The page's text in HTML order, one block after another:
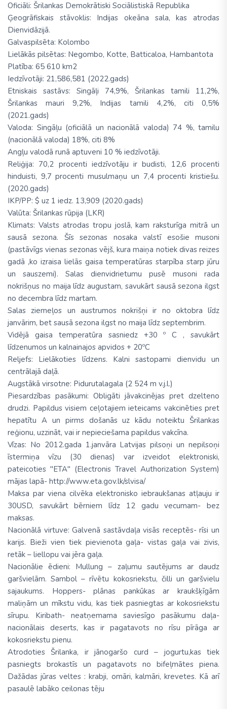
Oficiāli: Šrilankas Demokrātiski Sociālistiskā Republika
Ģeogrāfiskais stāvoklis: Indijas okeāna sala, kas atrodas
Dienvidāzijā.
Galvaspilsēta: Kolombo
Lielākās pilsētas: Negombo, Kotte, Batticaloa, Hambantota
Platība: 65 610 km2
Iedzīvotāji: 21,586,581 (2022.gads)
Etniskais sastāvs: Singāļi 74,9%, Šrilankas tamili 11,2%,
Šrilankas mauri 9,2%, Indijas tamili 4,2%, citi 0,5%
(2021.gads)
Valoda: Singāļu (oficiālā un nacionālā valoda) 74 %, tamilu
(nacionālā valoda) 18%, citi 8%
Angļu valodā runā aptuveni 10 % iedzīvotāji.
Reliģija: 70,2 procenti iedzīvotāju ir budisti, 12,6 procenti
hinduisti, 9,7 procenti musulmaņu un 7,4 procenti kristiešu.
(2020.gads)
IKP/PP: $ uz 1 iedz. 13,909 (2020.gads)
Valūta: Šrilankas rūpija (LKR)
Klimats: Valsts atrodas tropu joslā, kam raksturīga mitrā un
sausā sezona. Šīs sezonas nosaka valstī esošie musoni
(pastāvīgs vienas sezonas vējš, kura maiņa notiek divas reizes
gadā ,ko izraisa lielās gaisa temperatūras starpība starp jūru
un sauszemi). Salas dienvidrietumu pusē musoni rada
nokrišņus no maija līdz augustam, savukārt sausā sezona ilgst
no decembra līdz martam.
Salas ziemeļos un austrumos nokrišņi ir no oktobra līdz
janvārim, bet sausā sezona ilgst no maija līdz septembrim.
Vidējā gaisa temperatūra sasniedz +30 º C , savukārt
līdzenumos un kalnainajos apvidos + 20ºC
Reljefs: Lielākoties līdzens. Kalni sastopami dienvidu un
centrālajā daļā.
Augstākā virsotne: Pidurutalagala (2 524 m v.j.l.)
Piesardzības pasākumi: Obligāti jāvakcinējas pret dzelteno
drudzi. Papildus visiem ceļotajiem ieteicams vakcinēties pret
hepatītu A un pirms došanās uz kādu noteiktu Šrilankas
reģionu, uzzināt, vai ir nepieciešama papildus vakcīna.
Vīzas: No 2012.gada 1.janvāra Latvijas pilsoņi un nepilsoņi
īstermiņa vīzu (30 dienas) var izveidot elektroniski,
pateicoties ''ETA'' (Electronis Travel Authorization System)
mājas lapā- http://www.eta.gov.lk/slvisa/
Maksa par viena cilvēka elektronisko iebraukšanas atļauju ir
30USD, savukārt bērniem līdz 12 gadu vecumam- bez
maksas.
Nacionālā virtuve: Galvenā sastāvdaļa visās receptēs- rīsi un
karijs. Bieži vien tiek pievienota gaļa- vistas gaļa vai zivis,
retāk – liellopu vai jēra gaļa.
Nacionālie ēdieni: Mullung – zaļumu sautējums ar daudz
garšvielām. Sambol – rīvētu kokosriekstu, čilli un garšvielu
sajaukums. Hoppers- plānas pankūkas ar kraukšķīgām
maliņām un mīkstu vidu, kas tiek pasniegtas ar kokosriekstu
sīrupu. Kiribath- neatņemama saviesīgo pasākumu daļa-
nacionālais deserts, kas ir pagatavots no rīsu pīrāga ar
kokosriekstu pienu.
Atrodoties Šrilanka, ir jānogaršo curd – jogurtu,kas tiek
pasniegts brokastīs un pagatavots no bifeļmātes piena.
Dažādas jūras veltes : krabji, omāri, kalmāri, krevetes. Kā arī
pasaulē labāko ceilonas tēju